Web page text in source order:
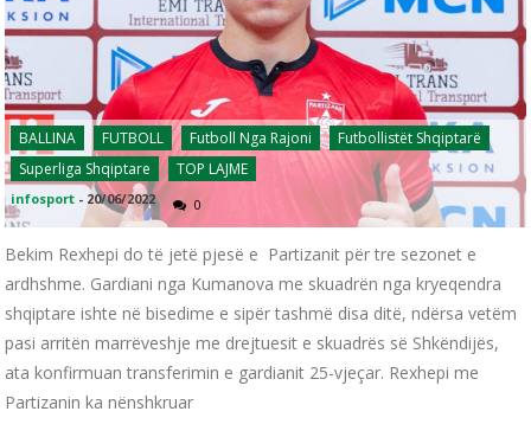
BALLINA FUTBOLL Futboll Nga Rajoni
Futbollistët Shqiptarë
Superliga Shqiptare
TOP LAJME
infosport - 20/06/2022 0
Bekim Rexhepi do të jetë pjesë e Partizanit për tre sezonet e
ardhshme. Gardiani nga Kumanova me skuadrën nga kryeqendra
shqiptare ishte në bisedime e sipër tashmë disa ditë, ndërsa vetëm
pasi arritën marrëveshje me drejtuesit e skuadrës së Shkëndijës,
ata konfirmuan transferimin e gardianit 25-vjeçar. Rexhepi me
Partizanin ka nënshkruar